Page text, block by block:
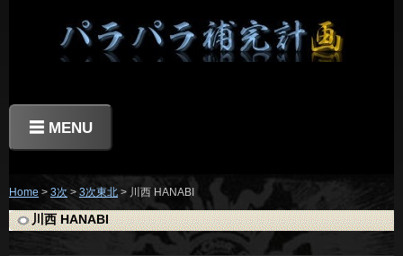
☰ MENU
Home > 3次 > 3次東北 > 川西 HANABI
川西 HANABI